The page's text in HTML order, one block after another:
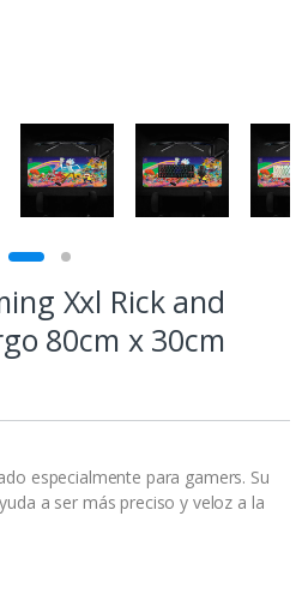
Xxl Rick and
80cm x 30cm
especialmente para gamers. Su
a ser más preciso y veloz a la